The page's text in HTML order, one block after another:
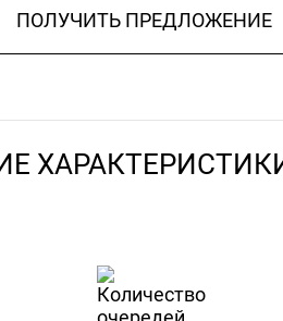
ПОЛУЧИТЬ ПРЕДЛОЖЕНИЕ